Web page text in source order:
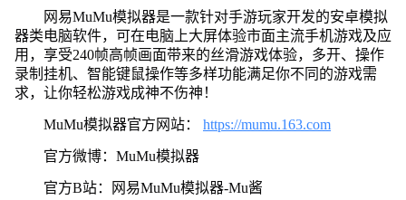
网易MuMu模拟器是一款针对手游玩家开发的安卓模拟
器类电脑软件，可在电脑上大屏体验市面主流手机游戏及应
用，享受240帧高帧画面带来的丝滑游戏体验，多开、操作
录制挂机、智能键鼠操作等多样功能满足你不同的游戏需
求，让你轻松游戏成神不伤神！
MuMu模拟器官方网站： https://mumu.163.com
官方微博：MuMu模拟器
官方B站：网易MuMu模拟器-Mu酱